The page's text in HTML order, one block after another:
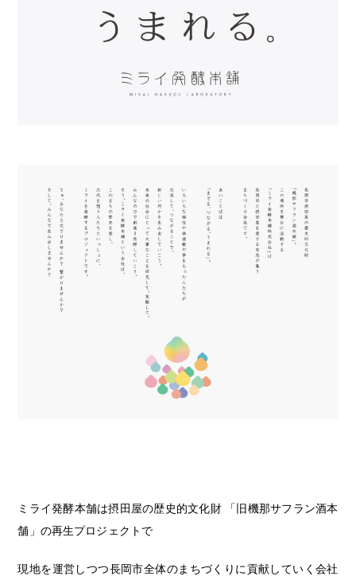
ミライ発酵本舗は摂田屋の歴史的文化財 「旧機那サフラン酒本
舗」の再生プロジェクトで
現地を運営しつつ長岡市全体のまちづくりに貢献していく会社